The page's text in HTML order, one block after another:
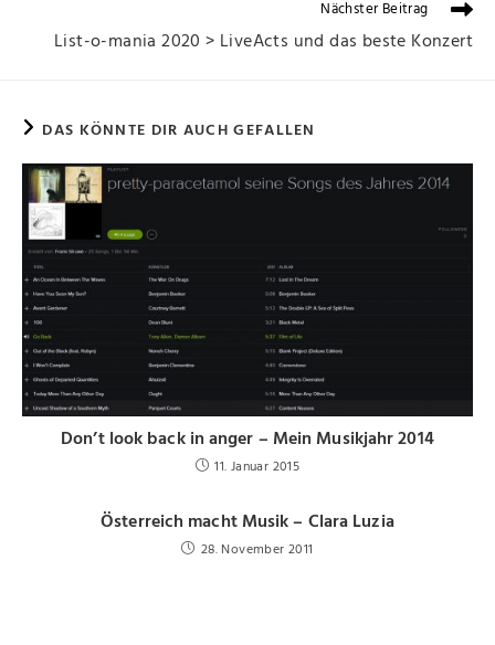
Nächster Beitrag
List-o-mania 2020 > LiveActs und das beste Konzert
DAS KÖNNTE DIR AUCH GEFALLEN
Don’t look back in anger – Mein Musikjahr 2014
11. Januar 2015
Österreich macht Musik – Clara Luzia
28. November 2011